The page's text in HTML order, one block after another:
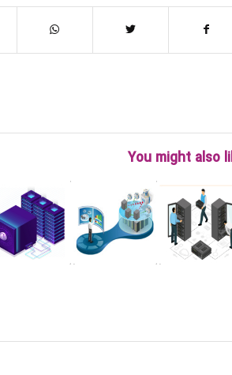
You might also